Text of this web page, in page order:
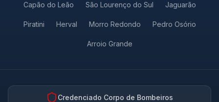
Capão do Leão São Lourenço do Sul Jaguarão
Piratini Herval Morro Redondo Pedro Osório
Arroio Grande
Credenciado Corpo de Bombeiros